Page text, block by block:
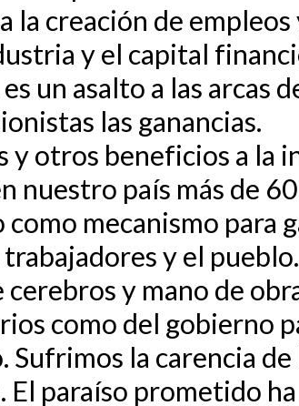
creación de empleos
y el capital
un asalto a las arcas
las ganancias.
otros beneficios a la
país más de
mecanismo para
y el
y mano de
como del gobierno
la carencia de
El paraíso prometido